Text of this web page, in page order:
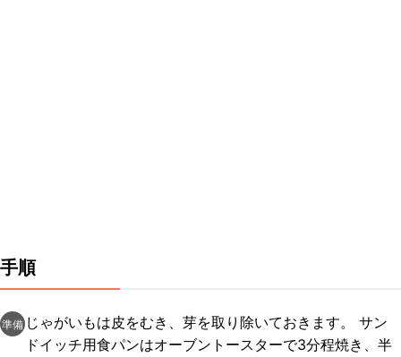
手順
準備 じゃがいもは皮をむき、芽を取り除いておきます。 サン
ドイッチ用食パンはオーブントースターで3分程焼き、半